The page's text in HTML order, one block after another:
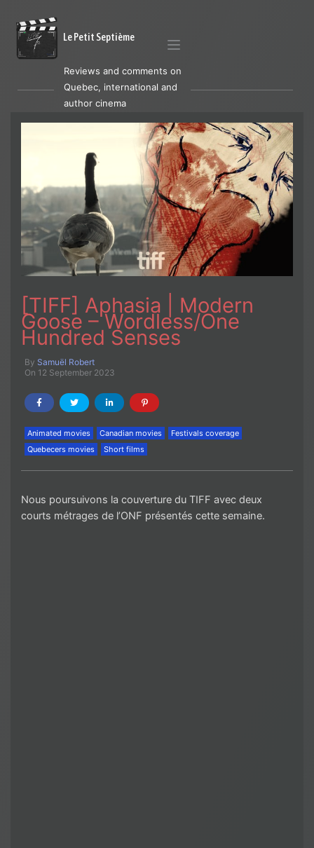
Le Petit Septième
Reviews and comments on
Quebec, international and
author cinema
[TIFF] Aphasia | Modern
Goose – Wordless/One
Hundred Senses
By Samuël Robert
On 12 September 2023
Animated movies Canadian movies
Festivals coverage
Quebecers movies
Short films
Nous poursuivons la couverture du TIFF avec deux
courts métrages de l’ONF présentés cette semaine.